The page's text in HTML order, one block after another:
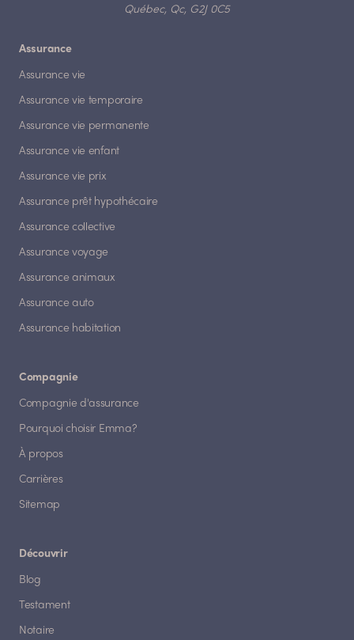
Québec, Qc, G2J 0C5
Assurance
Assurance vie
Assurance vie temporaire
Assurance vie permanente
Assurance vie enfant
Assurance vie prix
Assurance prêt hypothécaire
Assurance collective
Assurance voyage
Assurance animaux
Assurance auto
Assurance habitation
Compagnie
Compagnie d'assurance
Pourquoi choisir Emma?
À propos
Carrières
Sitemap
Découvrir
Blog
Testament
Notaire